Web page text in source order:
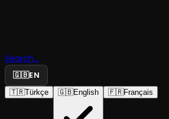
Search...
🇬🇧EN
🇹🇷Türkçe 🇬🇧English 🇫🇷Français